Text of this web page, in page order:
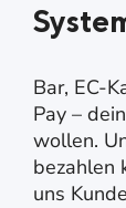
Bar, EC-
Pay –
wollen.
bezahlen
uns